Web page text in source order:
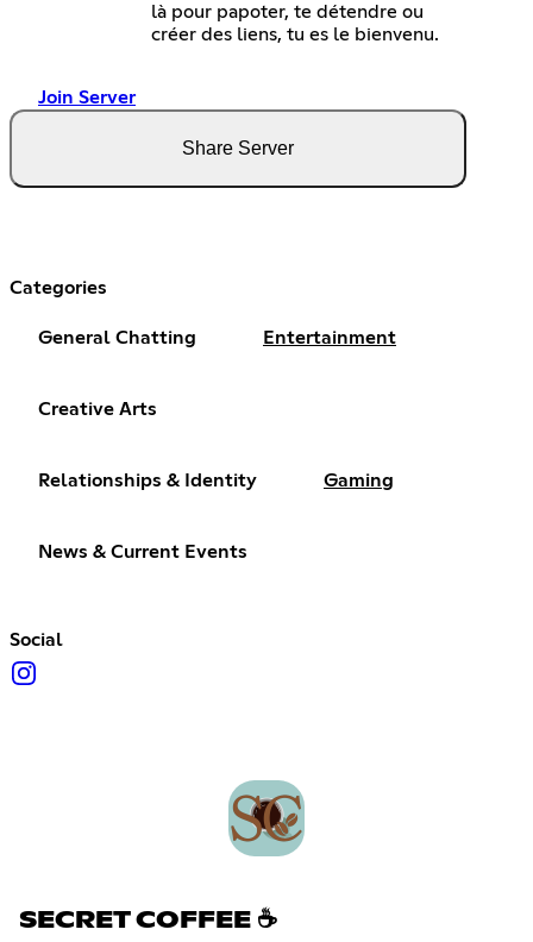
là pour papoter, te détendre ou
créer des liens, tu es le bienvenu.
Join Server
Share Server
Categories
General Chatting Entertainment
Creative Arts
Relationships & Identity Gaming
News & Current Events
Social
SECRET COFFEE ☕